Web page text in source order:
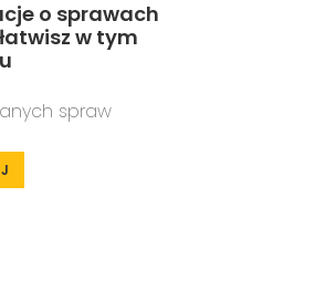
o sprawach
w tym
spraw